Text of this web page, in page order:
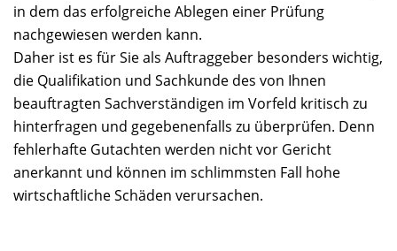
in dem das erfolgreiche Ablegen einer Prüfung
nachgewiesen werden kann.
Daher ist es für Sie als Auftraggeber besonders wichtig,
die Qualifikation und Sachkunde des von Ihnen
beauftragten Sachverständigen im Vorfeld kritisch zu
hinterfragen und gegebenenfalls zu überprüfen. Denn
fehlerhafte Gutachten werden nicht vor Gericht
anerkannt und können im schlimmsten Fall hohe
wirtschaftliche Schäden verursachen.